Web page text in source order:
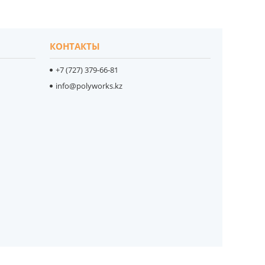
КОНТАКТЫ
+7 (727) 379-66-81
info@polyworks.kz